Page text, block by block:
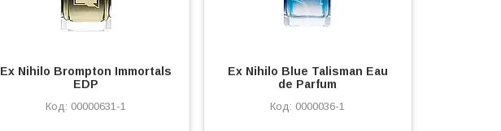
Ex Nihilo Brompton Immortals
EDP
00000631-1
Ex Nihilo Blue Talisman Eau
de Parfum
0000036-1